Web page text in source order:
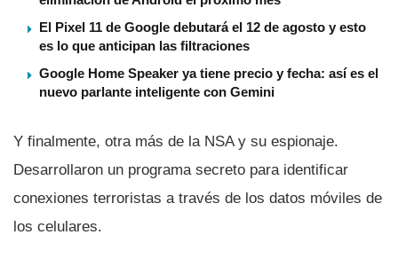
El Pixel 11 de Google debutará el 12 de agosto y esto
es lo que anticipan las filtraciones
Google Home Speaker ya tiene precio y fecha: así es el
nuevo parlante inteligente con Gemini
Y finalmente, otra más de la NSA y su espionaje.
Desarrollaron un programa secreto para identificar
conexiones terroristas a través de los datos móviles de
los celulares.